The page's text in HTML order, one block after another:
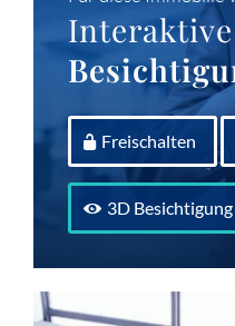
Interaktive
Freischalten
3D